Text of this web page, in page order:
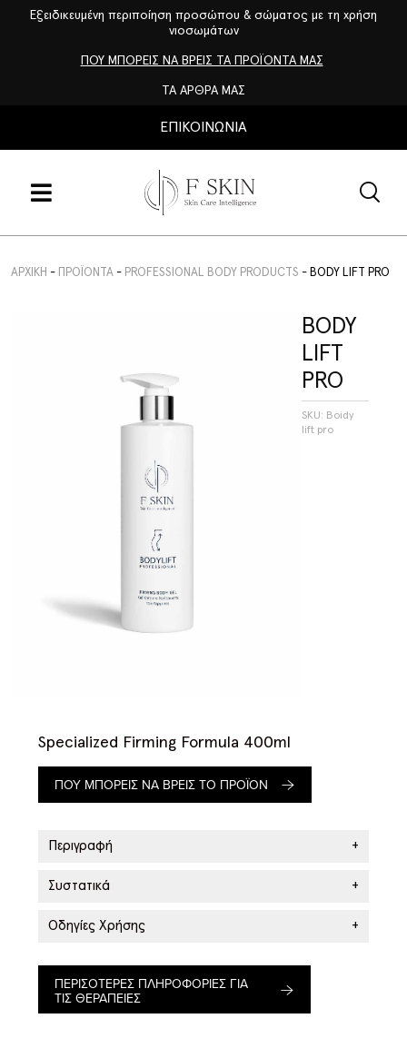
Εξειδικευμένη περιποίηση προσώπου & σώματος με τη χρήση
νιοσωμάτων
ΠΟΥ ΜΠΟΡΕΙΣ ΝΑ ΒΡΕΙΣ ΤΑ ΠΡΟΪΟΝΤΑ ΜΑΣ
ΤΑ ΑΡΘΡΑ ΜΑΣ
ΕΠΙΚΟΙΝΩΝΙΑ
ΑΡΧΙΚΉ - ΠΡΟΪΌΝΤΑ - PROFESSIONAL BODY PRODUCTS - BODY LIFT PRO
BODY
LIFT
PRO
SKU: Boidy
lift pro
Specialized Firming Formula 400ml
ΠΟΥ ΜΠΟΡΕΙΣ ΝΑ ΒΡΕΙΣ ΤΟ ΠΡΟΪΟΝ
Περιγραφή +
Συστατικά +
Οδηγίες Χρήσης +
ΠΕΡΙΣΟΤΕΡΕΣ ΠΛΗΡΟΦΟΡΙΕΣ ΓΙΑ
ΤΙΣ ΘΕΡΑΠΕΙΕΣ